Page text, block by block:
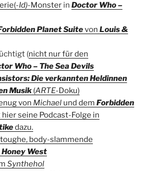
Id)-Monster in Doctor Who –
Planet Suitevon Louis &
(nicht nur für den
Who – The Sea Devils
Die verkannten Heldinnen
Musik (ARTE-Doku)
von Michael und dem Forbidden
hier seine Podcast-Folge in
dazu.
body-slammende
West
Synthehol